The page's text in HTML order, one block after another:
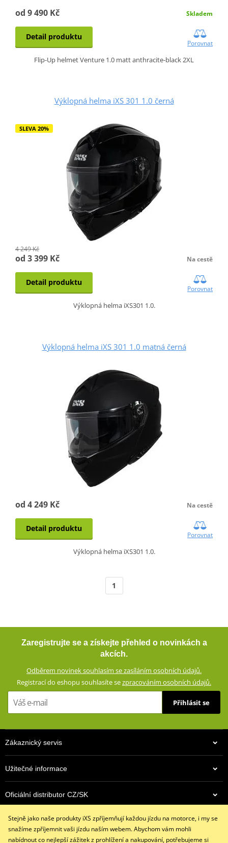
od 9 490 Kč Skladem
Detail produktu
Porovnat
Flip-Up helmet Venture 1.0 matt anthracite-black 2XL
Výklopná helma iXS 301 1.0 černá
SLEVA 20%
4 249 Kč
od 3 399 Kč Na cestě
Detail produktu
Porovnat
Výklopná helma iXS301 1.0.
Výklopná helma iXS 301 1.0 matná černá
od 4 249 Kč Na cestě
Detail produktu
Porovnat
Výklopná helma iXS301 1.0.
1
Zaregistrujte se a získejte přehled o novinkách a
akcích.
Odběrem novinek souhlasím se zasíláním osobních údajů.
Registrací do eshopu souhlasíte sezpracováním osobních údajů.
Přihlásit se
Zákaznický servis
Užitečné informace
Oficiální distributor CZ/SK
Kontaktujte nás
Stejně jako naše produkty iXS zpříjemňují každou jízdu na motorce, i my se
snažíme zpříjemnit vaši jízdu naším webem. Abychom vám mohli
nabídnout co nejlepší zážitek z prohlížení a nakupování, potřebujeme si